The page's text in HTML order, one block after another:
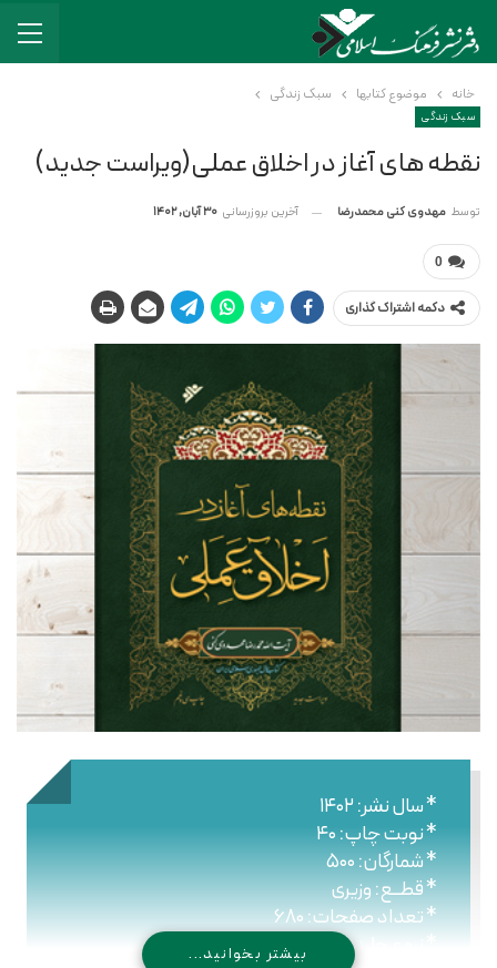
خانه موضوع کتابها سبک زندگی
سبک زندگی
نقطه های آغاز در اخلاق عملی(ویراست جدید)
توسط مهدوی کنی محمدرضا آخرین بروزرسانی 30 آبان, 1402
0
دکمه اشتراک گذاری
* سال نشر: ۱۴۰۲
* نوبت چاپ: ۴۰
* شمارگان: ۵۰۰
* قطــع: وزیری
* تعداد صفحات: ۶۸۰
* نـوع جلـد: شومیزبیشتر بخوانید...